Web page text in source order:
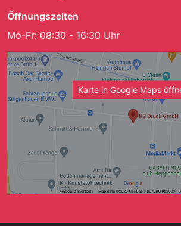
Öffnungszeiten
Mo-Fr: 08:30 - 16:30 Uhr
Karte in Google Maps